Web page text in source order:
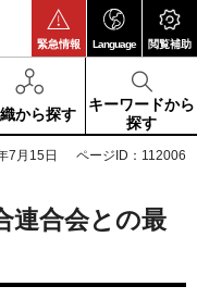
緊急情報 Language 閲覧補助
から探す
キーワードから
探す
7月15日 ページID：112006
連合会との最